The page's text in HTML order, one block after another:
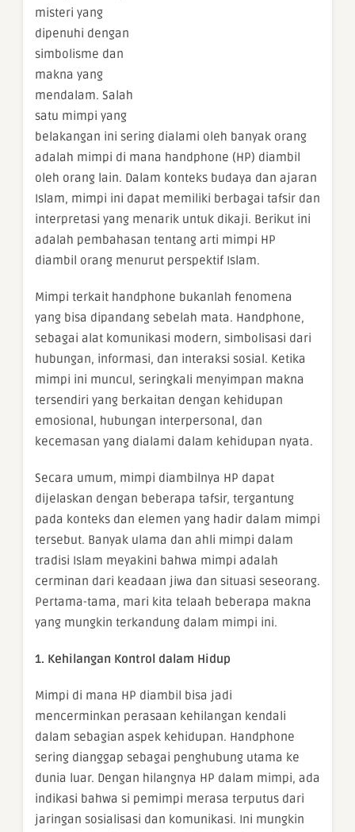
misteri yang
dipenuhi dengan
simbolisme dan
makna yang
mendalam. Salah
satu mimpi yang
belakangan ini sering dialami oleh banyak orang
adalah mimpi di mana handphone (HP) diambil
oleh orang lain. Dalam konteks budaya dan ajaran
Islam, mimpi ini dapat memiliki berbagai tafsir dan
interpretasi yang menarik untuk dikaji. Berikut ini
adalah pembahasan tentang arti mimpi HP
diambil orang menurut perspektif Islam.
Mimpi terkait handphone bukanlah fenomena
yang bisa dipandang sebelah mata. Handphone,
sebagai alat komunikasi modern, simbolisasi dari
hubungan, informasi, dan interaksi sosial. Ketika
mimpi ini muncul, seringkali menyimpan makna
tersendiri yang berkaitan dengan kehidupan
emosional, hubungan interpersonal, dan
kecemasan yang dialami dalam kehidupan nyata.
Secara umum, mimpi diambilnya HP dapat
dijelaskan dengan beberapa tafsir, tergantung
pada konteks dan elemen yang hadir dalam mimpi
tersebut. Banyak ulama dan ahli mimpi dalam
tradisi Islam meyakini bahwa mimpi adalah
cerminan dari keadaan jiwa dan situasi seseorang.
Pertama-tama, mari kita telaah beberapa makna
yang mungkin terkandung dalam mimpi ini.
1. Kehilangan Kontrol dalam Hidup
Mimpi di mana HP diambil bisa jadi
mencerminkan perasaan kehilangan kendali
dalam sebagian aspek kehidupan. Handphone
sering dianggap sebagai penghubung utama ke
dunia luar. Dengan hilangnya HP dalam mimpi, ada
indikasi bahwa si pemimpi merasa terputus dari
jaringan sosialisasi dan komunikasi. Ini mungkin